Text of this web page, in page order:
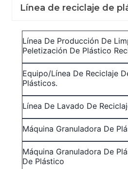
Línea de reciclaje de
Línea De Producción De
Peletización De Plástico
Equipo/línea De Reciclaje
Plásticos.
Línea De Lavado De
Máquina Granuladora De
Máquina Granuladora De
De Plástico